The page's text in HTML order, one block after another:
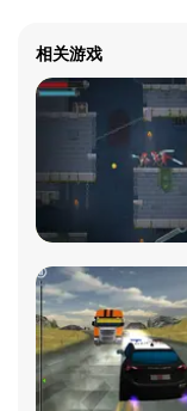
相关游戏